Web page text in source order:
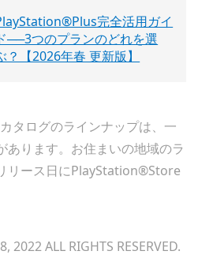
完全活用ガイ
──3つのプランのどれを選
？【2026年春 更新版】
タログのラインナップは、一
あります。お住まいの地域のラ
リース日にPlayStation®Store
2022 ALL RIGHTS RESERVED.